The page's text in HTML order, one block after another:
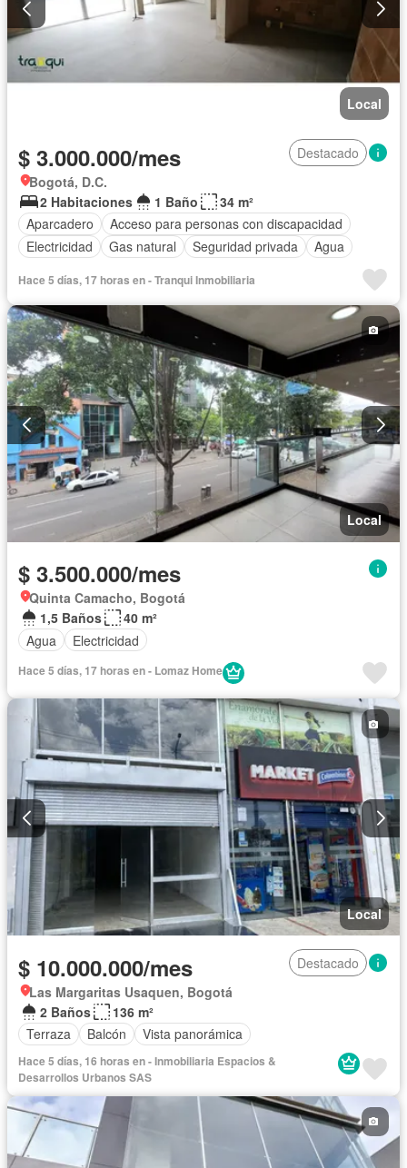
Local
$ 3.000.000/mes
Destacado
Bogotá, D.C.
2 Habitaciones
1 Baño
34 m²
Aparcadero
Acceso para personas con discapacidad
Electricidad
Gas natural Seguridad privada Agua
Hace 5 días, 17 horas en - Tranqui Inmobiliaria
Local
$ 3.500.000/mes
Quinta Camacho, Bogotá
1,5 Baños
40 m²
Agua
Electricidad
Hace 5 días, 17 horas en - Lomaz Home
Local
$ 10.000.000/mes
Destacado
Las Margaritas Usaquen, Bogotá
2 Baños
136 m²
Terraza
Balcón Vista panorámica
Hace 5 días, 16 horas en - Inmobiliaria Espacios &
Desarrollos Urbanos SAS